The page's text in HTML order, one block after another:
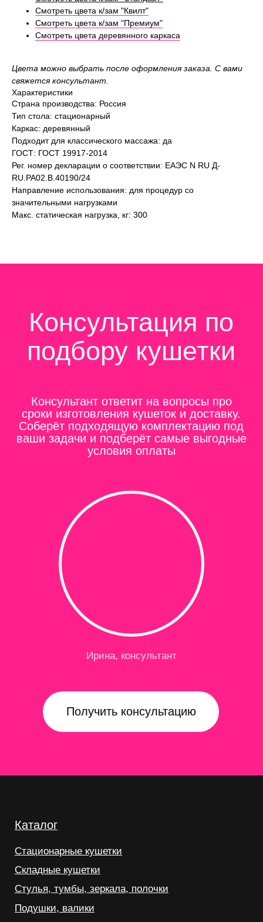
Смотреть цвета к/зам "Квилт"
Смотреть цвета к/зам "Премиум"
Смотреть цвета деревянного каркаса
Цвета можно выбрать после оформления заказа. С вами
свяжется консультант.
Характеристики
Страна производства: Россия
Тип стола: стационарный
Каркас: деревянный
Подходит для классического массажа: да
ГОСТ: ГОСТ 19917-2014
Рег. номер декларации о соответствии: ЕАЭС N RU Д-
RU.PA02.В.40190/24
Направление использования: для процедур со
значительными нагрузками
Макс. статическая нагрузка, кг: 300
подбору кушетки
Консультант ответит на вопросы про
сроки изготовления кушеток и доставку.
Соберёт подходящую комплектацию под
ваши задачи и подберёт самые выгодные
условия оплаты
8столов ©2026
Политика обработки перс. данных
ИП Лаптенкова О. К.
Подписаться
Новостная рассылка
Стулья, тумбы, зеркала, полочки
Стационарные кушетки
Складные кушетки
Каталог
каких условиях материалы и цены, размещенные на
сайте, не являются публичной офертой